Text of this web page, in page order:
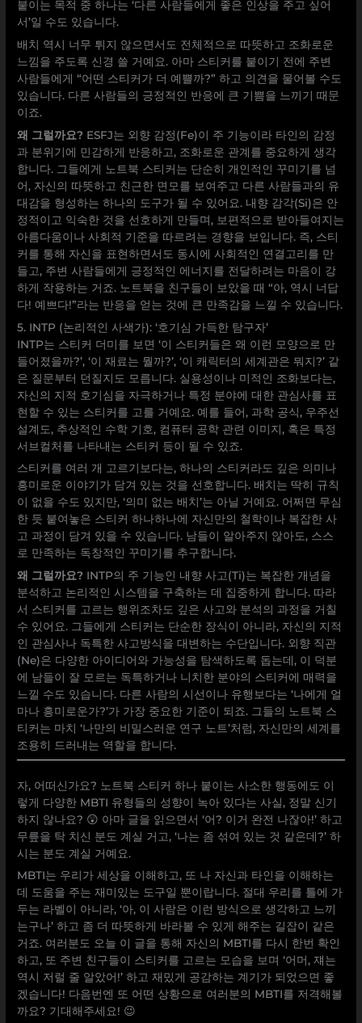
붙이는 목적 중 하나는 ‘다른 사람들에게 좋은 인상을 주고 싶어
서’일 수도 있습니다.
배치 역시 너무 튀지 않으면서도 전체적으로 따뜻하고 조화로운
느낌을 주도록 신경 쓸 거예요. 아마 스티커를 붙이기 전에 주변
사람들에게 “어떤 스티커가 더 예쁠까?” 하고 의견을 물어볼 수도
있습니다. 다른 사람들의 긍정적인 반응에 큰 기쁨을 느끼기 때문
이죠.
왜 그럴까요? ESFJ는 외향 감정(Fe)이 주 기능이라 타인의 감정
과 분위기에 민감하게 반응하고, 조화로운 관계를 중요하게 생각
합니다. 그들에게 노트북 스티커는 단순히 개인적인 꾸미기를 넘
어, 자신의 따뜻하고 친근한 면모를 보여주고 다른 사람들과의 유
대감을 형성하는 하나의 도구가 될 수 있어요. 내향 감각(Si)은 안
정적이고 익숙한 것을 선호하게 만들며, 보편적으로 받아들여지는
아름다움이나 사회적 기준을 따르려는 경향을 보입니다. 즉, 스티
커를 통해 자신을 표현하면서도 동시에 사회적인 연결고리를 만
들고, 주변 사람들에게 긍정적인 에너지를 전달하려는 마음이 강
하게 작용하는 거죠. 노트북을 친구들이 보았을 때 “아, 역시 너답
다! 예쁘다!”라는 반응을 얻는 것에 큰 만족감을 느낄 수 있습니다.
5. INTP (논리적인 사색가): ‘호기심 가득한 탐구자’
INTP는 스티커 더미를 보면 ‘이 스티커들은 왜 이런 모양으로 만
들어졌을까?’, ‘이 재료는 뭘까?’, ‘이 캐릭터의 세계관은 뭐지?’ 같
은 질문부터 던질지도 모릅니다. 실용성이나 미적인 조화보다는,
자신의 지적 호기심을 자극하거나 특정 분야에 대한 관심사를 표
현할 수 있는 스티커를 고를 거예요. 예를 들어, 과학 공식, 우주선
설계도, 추상적인 수학 기호, 컴퓨터 공학 관련 이미지, 혹은 특정
서브컬처를 나타내는 스티커 등이 될 수 있죠.
스티커를 여러 개 고르기보다는, 하나의 스티커라도 깊은 의미나
흥미로운 이야기가 담겨 있는 것을 선호합니다. 배치는 딱히 규칙
이 없을 수도 있지만, ‘의미 없는 배치’는 아닐 거예요. 어쩌면 무심
한 듯 붙여놓은 스티커 하나하나에 자신만의 철학이나 복잡한 사
고 과정이 담겨 있을 수 있습니다. 남들이 알아주지 않아도, 스스
로 만족하는 독창적인 꾸미기를 추구합니다.
왜 그럴까요? INTP의 주 기능인 내향 사고(Ti)는 복잡한 개념을
분석하고 논리적인 시스템을 구축하는 데 집중하게 합니다. 따라
서 스티커를 고르는 행위조차도 깊은 사고와 분석의 과정을 거칠
수 있어요. 그들에게 스티커는 단순한 장식이 아니라, 자신의 지적
인 관심사나 독특한 사고방식을 대변하는 수단입니다. 외향 직관
(Ne)은 다양한 아이디어와 가능성을 탐색하도록 돕는데, 이 덕분
에 남들이 잘 모르는 독특하거나 니치한 분야의 스티커에 매력을
느낄 수도 있습니다. 다른 사람의 시선이나 유행보다는 ‘나에게 얼
마나 흥미로운가?’가 가장 중요한 기준이 되죠. 그들의 노트북 스
티커는 마치 ‘나만의 비밀스러운 연구 노트’처럼, 자신만의 세계를
조용히 드러내는 역할을 합니다.
자, 어떠신가요? 노트북 스티커 하나 붙이는 사소한 행동에도 이
렇게 다양한 MBTI 유형들의 성향이 녹아 있다는 사실, 정말 신기
하지 않나요? 😲 아마 글을 읽으면서 ‘어? 이거 완전 나잖아!’ 하고
무릎을 탁 치신 분도 계실 거고, ‘나는 좀 섞여 있는 것 같은데?’ 하
시는 분도 계실 거예요.
MBTI는 우리가 세상을 이해하고, 또 나 자신과 타인을 이해하는
데 도움을 주는 재미있는 도구일 뿐이랍니다. 절대 우리를 틀에 가
두는 라벨이 아니라, ‘아, 이 사람은 이런 방식으로 생각하고 느끼
는구나’ 하고 좀 더 따뜻하게 바라볼 수 있게 해주는 길잡이 같은
거죠. 여러분도 오늘 이 글을 통해 자신의 MBTI를 다시 한번 확인
하고, 또 주변 친구들이 스티커를 고르는 모습을 보며 ‘어머, 쟤는
역시 저럴 줄 알았어!’ 하고 재밌게 공감하는 계기가 되었으면 좋
겠습니다! 다음번엔 또 어떤 상황으로 여러분의 MBTI를 저격해볼
까요? 기대해주세요! 😉